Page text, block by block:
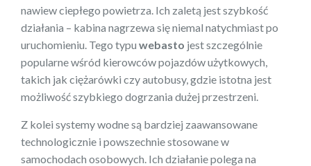
nawiew ciepłego powietrza. Ich zaletą jest szybkość
działania – kabina nagrzewa się niemal natychmiast po
uruchomieniu. Tego typu webasto jest szczególnie
popularne wśród kierowców pojazdów użytkowych,
takich jak ciężarówki czy autobusy, gdzie istotna jest
możliwość szybkiego dogrzania dużej przestrzeni.
Z kolei systemy wodne są bardziej zaawansowane
technologicznie i powszechnie stosowane w
samochodach osobowych. Ich działanie polega na